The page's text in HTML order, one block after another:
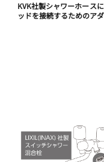
KVK社製シャワーホース
ッドを接続するためのアダ